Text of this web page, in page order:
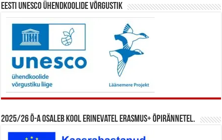
Eesti UNESCO ühendkoolide võrgustik
2025/26 õ-a osaleb kool erinevatel Erasmus+ õpirännetel.